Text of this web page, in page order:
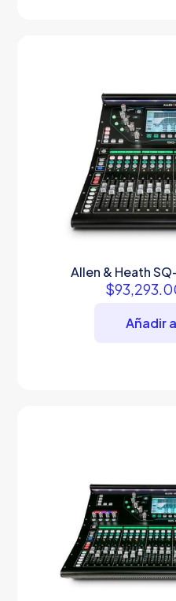
Allen & Heath
$
Añadir